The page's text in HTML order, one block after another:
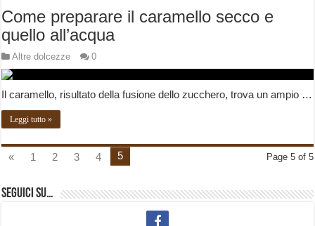
Come preparare il caramello secco e
quello all’acqua
Altre dolcezze 0
Il caramello, risultato della fusione dello zucchero, trova un ampio …
Leggi tutto »
Page 5 of 5
« 1 2 3 4 5
Seguici su…